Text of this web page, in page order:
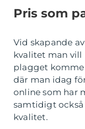
Pris som
Vid skapande
kvalitet man vill
plagget
där man idag
online som har
samtidigt också
kvalitet.